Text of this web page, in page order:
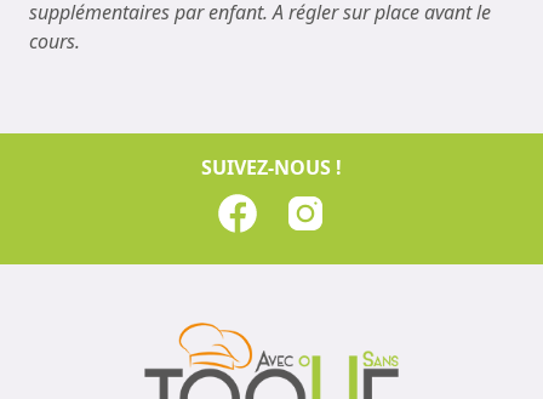
supplémentaires par enfant. A régler sur place avant le
cours.
SUIVEZ-NOUS !